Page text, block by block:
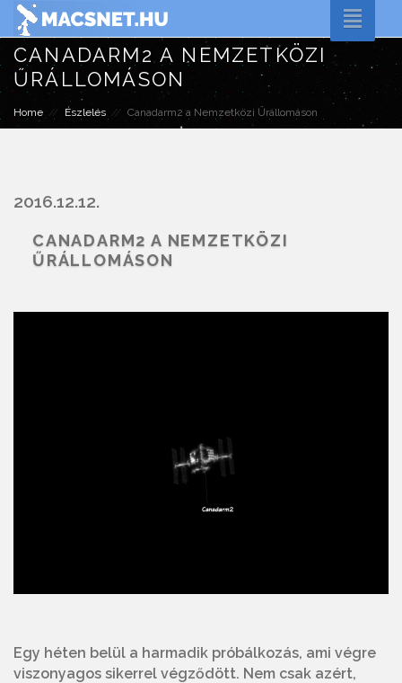
Toggle
CANADARM2 A NEMZETKÖZI
ŰRÁLLOMÁSON
Home Észlelés Canadarm2 a Nemzetközi Űrállomáson
2016.12.12.
CANADARM2 A NEMZETKÖZI
ŰRÁLLOMÁSON
Egy héten belül a harmadik próbálkozás, ami végre
viszonyagos sikerrel végződött. Nem csak azért,